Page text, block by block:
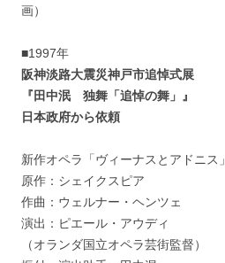
画）
■1997年
阪神淡路大震災神戸市追悼式展
『田中泯 独舞「追悼の舞」』
日本政府から依頼
新作オペラ「ヴィーナスとアドニス」
原作：シェイクスピア
作曲：ウェルナー・ヘンツェ
演出：ピエール・アウディ
（オランダ国立オペラ芸街監督）